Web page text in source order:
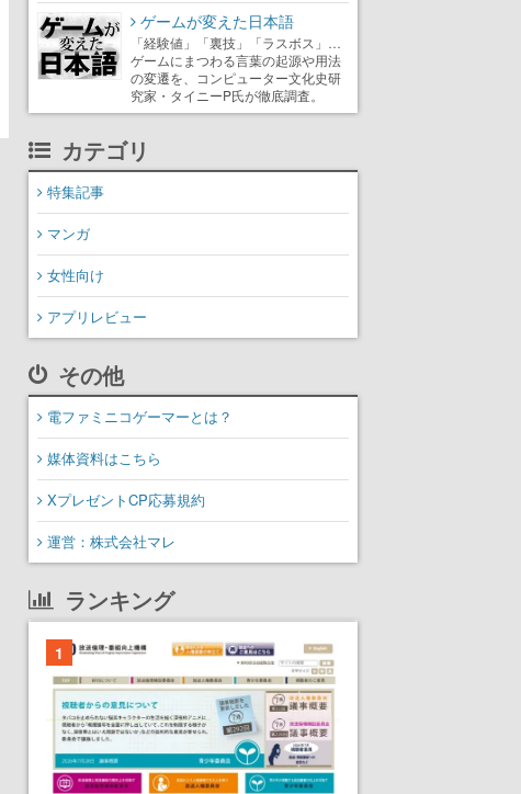
ゲームが変えた日本語
「経験値」「裏技」「ラスボス」…
ゲームにまつわる言葉の起源や用法
の変遷を、コンピューター文化史研
究家・タイニーP氏が徹底調査。
カテゴリ
特集記事
マンガ
女性向け
アプリレビュー
その他
電ファミニコゲーマーとは？
媒体資料はこちら
XプレゼントCP応募規約
運営：株式会社マレ
ランキング
1